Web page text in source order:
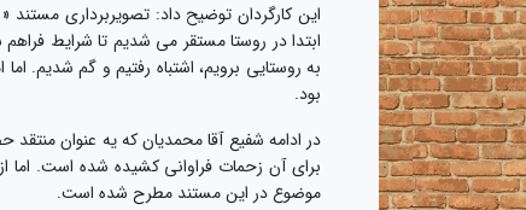
این کارگردان توضیح داد: تصویربرداری
ابتدا در روستا مستقر می شدیم تا شرایط
به روستایی برویم، اشتباه رفتیم و گم شدیم.
بود.
در ادامه شفیع آقا محمدیان که یه عنوان
موضوع در این مستند مطرح شده است.